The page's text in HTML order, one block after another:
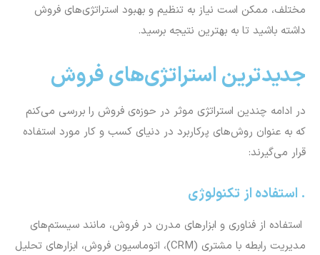
مختلف، ممکن است نیاز به تنظیم و بهبود استراتژی‌های فروش
داشته باشید تا به بهترین نتیجه برسید.
جدیدترین استراتژی‌های فروش
در ادامه چندین استراتژی موثر در حوزه‌ی فروش را بررسی می‌کنم
که به عنوان روش‌های پرکاربرد در دنیای کسب و کار مورد استفاده
قرار می‌گیرند:
. استفاده از تکنولوژی
استفاده از فناوری و ابزارهای مدرن در فروش، مانند سیستم‌های
مدیریت رابطه با مشتری (CRM)، اتوماسیون فروش، ابزارهای تحلیل